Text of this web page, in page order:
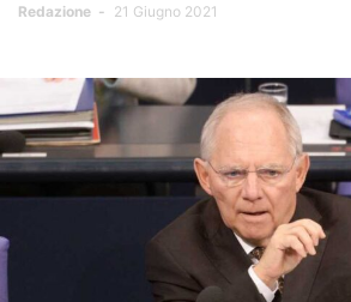
Redazione - 21 Giugno 2021